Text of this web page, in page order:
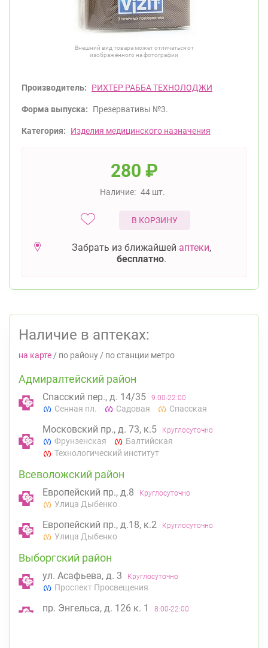
Внешний вид товара может отличаться от
изображённого на фотографии
Производитель: РИХТЕР РАББА ТЕХНОЛОДЖИ
Форма выпуска: Презервативы №3.
Категория: Изделия медицинского назначения
280 ₽
Наличие: 44 шт.
В КОРЗИНУ
Забрать из ближайшей аптеки,
бесплатно.
Наличие в аптеках:
на карте / по району / по станции метро
Адмиралтейский район
Спасский пер., д. 14/35 9:00-22:00
Сенная пл. Садовая Спасская
Московский пр., д. 73, к.5 Круглосуточно
Фрунзенская
Балтийская
Технологический институт
Всеволожский район
Европейский пр., д.8 Круглосуточно
Улица Дыбенко
Европейский пр., д.18, к.2 Круглосуточно
Улица Дыбенко
Выборгский район
ул. Асафьева, д. 3 Круглосуточно
Проспект Просвещения
пр. Энгельса, д. 126 к. 1 8:00-22:00